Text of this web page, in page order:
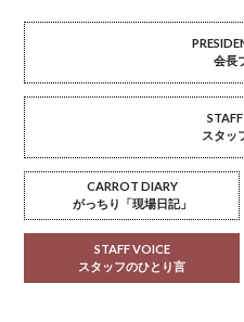
会長
スタッ
CARROT DIARY
がっちり「現場日記」
STAFF VOICE
スタッフのひとり言